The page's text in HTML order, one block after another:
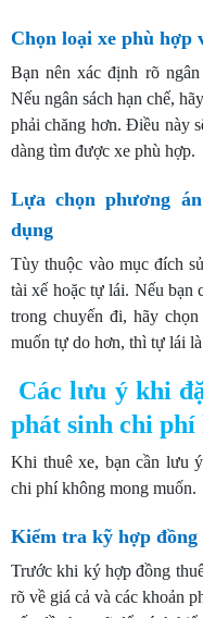
Chọn loại xe phù hợp
Bạn nên xác định rõ
Nếu ngân sách hạn chế,
phải chăng hơn. Điều này
dàng tìm được xe phù hợp.
Lựa chọn phương
dụng
Tùy thuộc vào mục đích
tài xế hoặc tự lái. Nếu bạn
trong chuyến đi, hãy
muốn tự do hơn, thì tự lái
Các lưu ý khi
phát sinh chi phí
Khi thuê xe, bạn cần lưu
chi phí không mong muốn.
Kiểm tra kỹ hợp đồng
Trước khi ký hợp đồng
rõ về giá cả và các khoản